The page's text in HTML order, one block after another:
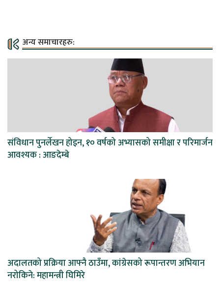
अन्य समाचारहरु:
संविधान पुनर्लेखन होइन, १० वर्षको अभ्यासको समीक्षा र परिमार्जन
आवश्यक : आङदेम्बे
अदालतको प्रक्रिया आफ्नै ठाउँमा, कांग्रेसको रूपान्तरण अभियान
नरोकिने: महामन्त्री घिमिरे